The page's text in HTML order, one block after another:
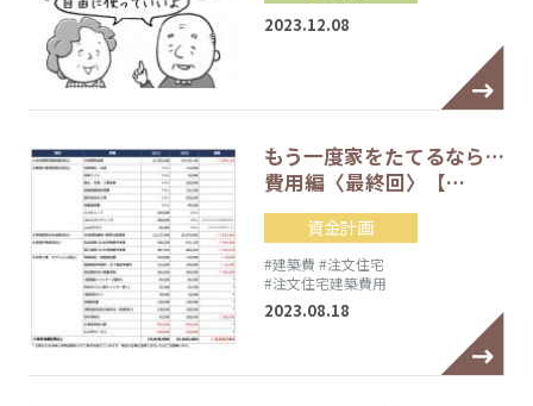
2023.12.08
もう一度家をたてるなら…
費用編〈最終回〉【…
資金計画
#建築費 #注文住宅
#注文住宅建築費用
2023.08.18